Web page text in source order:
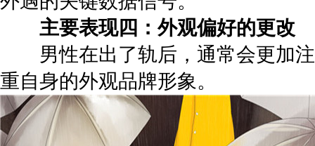
主要表现四：外观偏好的更改
男性在出了轨后，通常会更加注
重自身的外观品牌形象。